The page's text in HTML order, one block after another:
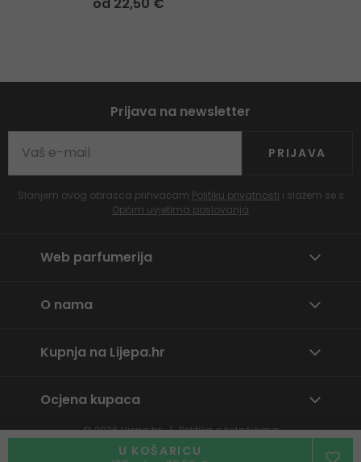
U KOŠARICU
Prijava na newsletter
PRIJAVA
Slanjem ovog obrasca prihvaćam Politiku privatnosti i slažem se s
Općim uvjetima poslovanja
Web parfumerija
O nama
Kupnja na Lijepa.hr
Ocjena kupaca
© 2026Lijepa.hr
Politika o kolačićima
Prijavite neprikladan sadržaj